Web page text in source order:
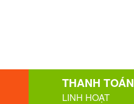
THANH TOÁN
LINH HOẠT